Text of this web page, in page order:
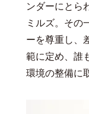
ンダーにとら
ミルズ。その
ーを尊重し、
範に定め、誰
環境の整備に